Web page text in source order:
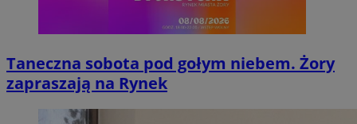
Taneczna sobota pod gołym niebem. Żory
zapraszają na Rynek